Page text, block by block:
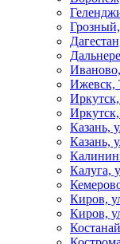
Казань,
Казань,
Калуга,
Киров,
Киров,